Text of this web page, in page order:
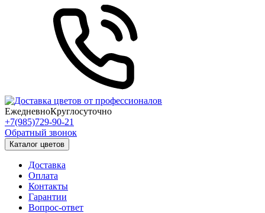
ЕжедневноКруглосуточно
+7(985)729-90-21
Обратный звонок
Каталог цветов
Доставка
Оплата
Контакты
Гарантии
Вопрос-ответ